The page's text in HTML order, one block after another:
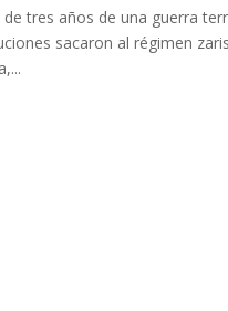
tres años de una guerra
sacaron al régimen